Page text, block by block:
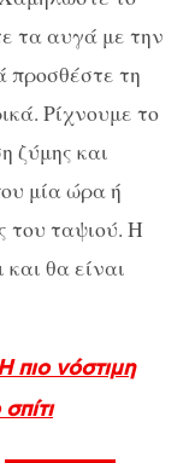
τα αυγά με την
προσθέστε τη
Ρίχνουμε το
ζύμης και
μία ώρα ή
του ταψιού. Η
θα είναι
πιο νόστιμη